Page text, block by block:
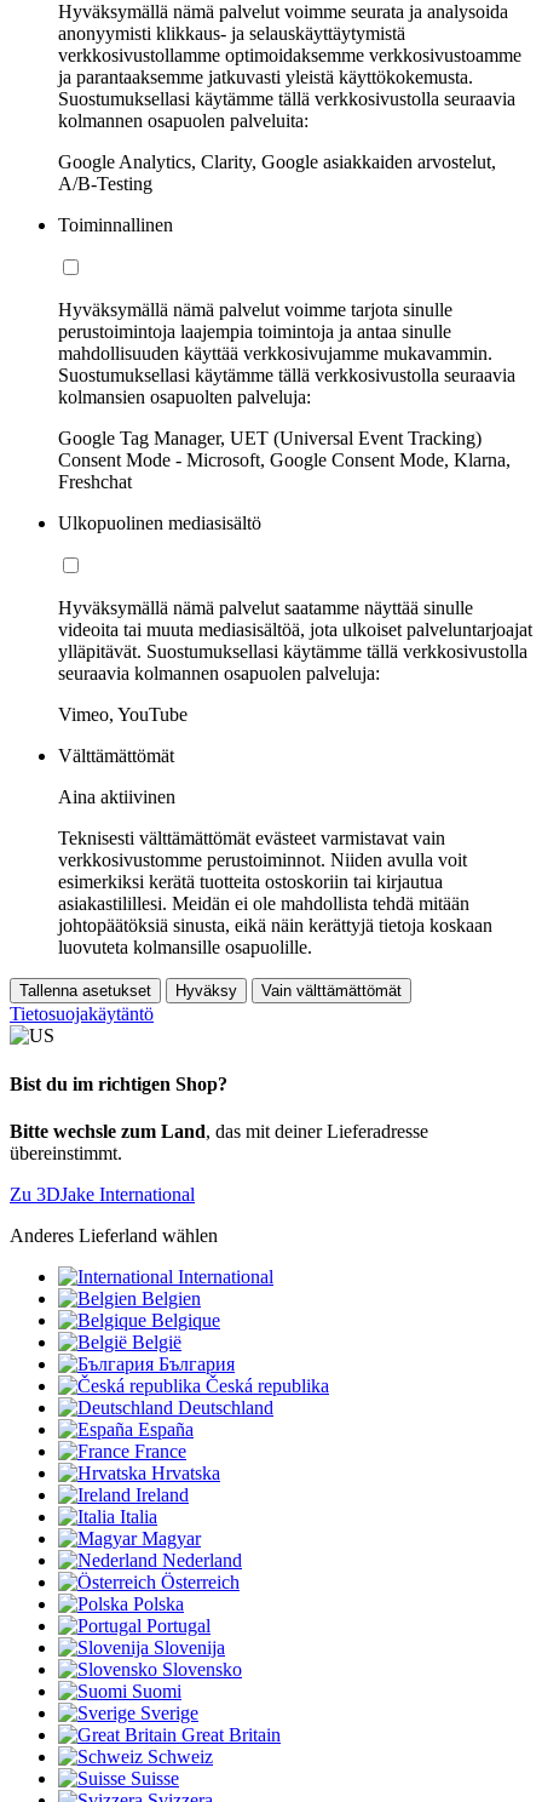
Hyväksymällä nämä palvelut voimme seurata ja analysoida
anonyymisti klikkaus- ja selauskäyttäytymistä
verkkosivustollamme optimoidaksemme verkkosivustoamme
ja parantaaksemme jatkuvasti yleistä käyttökokemusta.
Suostumuksellasi käytämme tällä verkkosivustolla seuraavia
kolmannen osapuolen palveluita:
Google Analytics, Clarity, Google asiakkaiden arvostelut,
A/B-Testing
Toiminnallinen
Hyväksymällä nämä palvelut voimme tarjota sinulle
perustoimintoja laajempia toimintoja ja antaa sinulle
mahdollisuuden käyttää verkkosivujamme mukavammin.
Suostumuksellasi käytämme tällä verkkosivustolla seuraavia
kolmansien osapuolten palveluja:
Google Tag Manager, UET (Universal Event Tracking)
Consent Mode - Microsoft, Google Consent Mode, Klarna,
Freshchat
Ulkopuolinen mediasisältö
Hyväksymällä nämä palvelut saatamme näyttää sinulle
videoita tai muuta mediasisältöä, jota ulkoiset palveluntarjoajat
ylläpitävät. Suostumuksellasi käytämme tällä verkkosivustolla
seuraavia kolmannen osapuolen palveluja:
Vimeo, YouTube
Välttämättömät
Aina aktiivinen
Teknisesti välttämättömät evästeet varmistavat vain
verkkosivustomme perustoiminnot. Niiden avulla voit
esimerkiksi kerätä tuotteita ostoskoriin tai kirjautua
asiakastilillesi. Meidän ei ole mahdollista tehdä mitään
johtopäätöksiä sinusta, eikä näin kerättyjä tietoja koskaan
luovuteta kolmansille osapuolille.
Tallenna asetukset Hyväksy Vain välttämättömät
Tietosuojakäytäntö
Bist du im richtigen Shop?
Bitte wechsle zum Land, das mit deiner Lieferadresse
übereinstimmt.
Zu 3DJake International
Anderes Lieferland wählen
International
Belgien
Belgique
België
България
Česká republika
Deutschland
España
France
Hrvatska
Ireland
Italia
Magyar
Nederland
Österreich
Polska
Portugal
Slovenija
Slovensko
Suomi
Sverige
Great Britain
Schweiz
Suisse